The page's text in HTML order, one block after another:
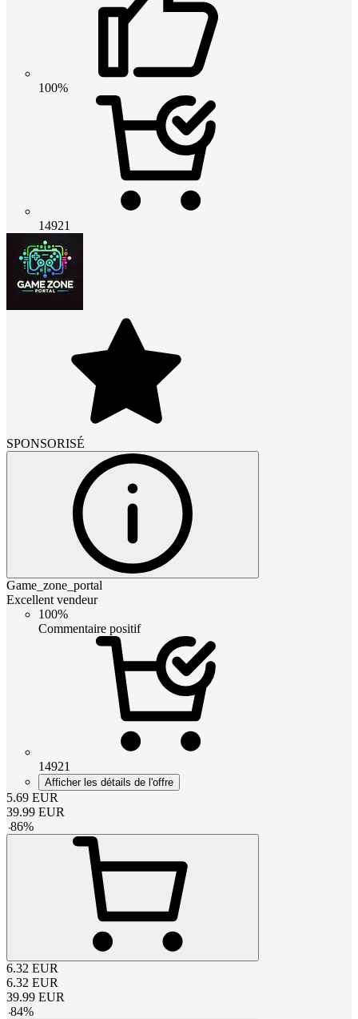
100%
14921
SPONSORISÉ
Game_zone_portal
Excellent vendeur
100%
Commentaire positif
14921
Afficher les détails de l'offre
5.69 EUR
39.99 EUR
-86%
6.32 EUR
6.32 EUR
39.99 EUR
-84%